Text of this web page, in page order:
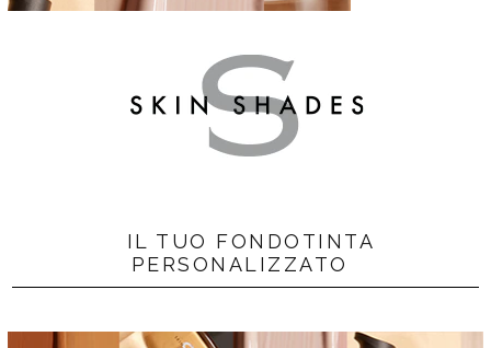
IL TUO FONDOTINTA
PERSONALIZZATO